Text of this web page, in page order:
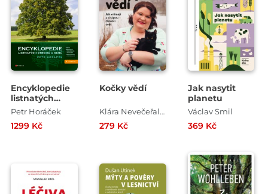
Encyklopedie
listnatých
stromů a keřů
Petr Horáček
1299 Kč
Kočky vědí
Klára Nevečeřalová Vodičková
279 Kč
Jak nasytit
planetu
Václav Smil
369 Kč